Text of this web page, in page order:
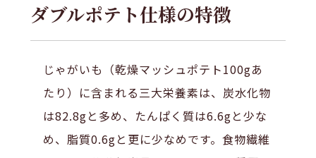
ダブルポテト仕様の特徴
じゃがいも（乾燥マッシュポテト100gあ
たり）に含まれる三大栄養素は、炭水化物
は82.8gと多め、たんぱく質は6.6gと少な
め、脂質0.6gと更に少なめです。食物繊維